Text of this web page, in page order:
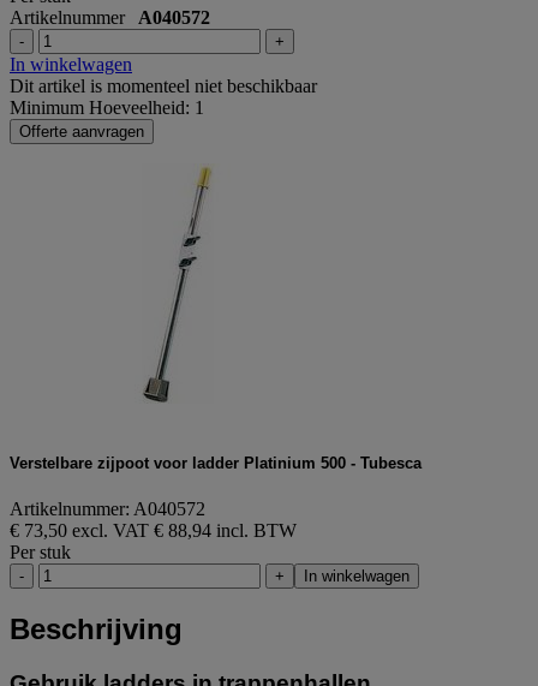
Artikelnummer A040572
- +
In winkelwagen
Dit artikel is momenteel niet beschikbaar
Minimum Hoeveelheid: 1
Offerte aanvragen
Verstelbare zijpoot voor ladder Platinium 500 - Tubesca
Artikelnummer: A040572
€ 73,50 excl. VAT € 88,94 incl. BTW
Per stuk
- + In winkelwagen
Beschrijving